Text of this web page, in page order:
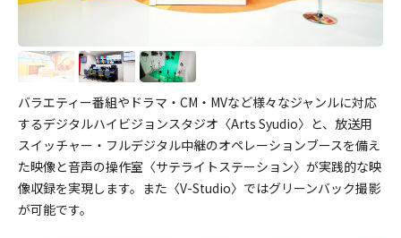
バラエティー番組やドラマ・CM・MVなど様々なジャンルに対応
するデジタルハイビジョンスタジオ〈Arts Syudio〉と、放送用
スイッチャー・フルデジタル中継のオペレーションブースを備え
た映像と音声の操作室〈サテライトステーション〉が実践的な映
像収録を実現します。また〈V-Studio〉ではグリーンバック撮影
が可能です。